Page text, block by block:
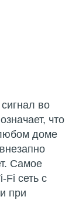
во
что
доме
Самое
Fi сеть с
при